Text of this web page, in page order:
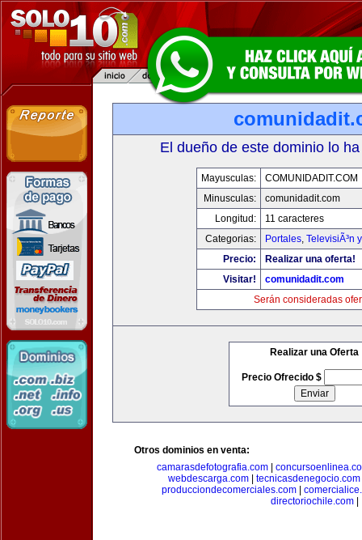
El dueño de este dominio lo
Mayusculas:
COMUNIDADIT.COM
Minusculas:
comunidadit.com
Longitud:
11 caracteres
Categorias:
Portales, TelevisiÃ³n
Precio:
Realizar una oferta!
Visitar!
comunidadit.com
Serán consideradas
Realizar una Oferta
Precio Ofrecido $
Otros dominios en venta:
camarasdefotografia.com|
webdescarga.com| tecnicasdenegocio.com
producciondecomerciales.com|
directoriochile.com|